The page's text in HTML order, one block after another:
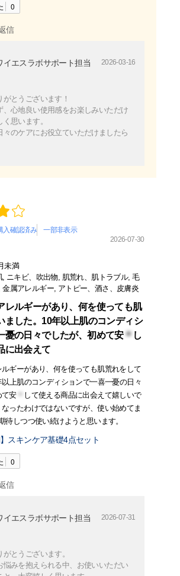
0
信
イエスラボサポート担当 2026-03-16
がとうございます！
、心地良い使用感をお楽しみいただけ
思います。
々のケアにお役立ていただけましたら
入確認済み
一部非表示
2026-07-30
未満
, ニキビ、吹出物, 肌荒れ、肌トラブル, 毛
金属アレルギー, アトピー、酒さ、皮膚炎
レルギーがあり、何を使っても肌
ました。10年以上肌のコンディシ
憂の日々でしたが、初めて安＊ し
に出会えて
ギーがあり、何を使っても肌荒れをして
上肌のコンディションで一喜一憂の日々
て安＊
して使える商品に出会えて嬉しいで
ったわけではないですが、使い始めてま
待しつつ使い続けようと思います。
】スキンケア基礎4点セット
0
信
イエスラボサポート担当 2026-07-31
とうございます。
悩みを抱えられる中、お使いいただい